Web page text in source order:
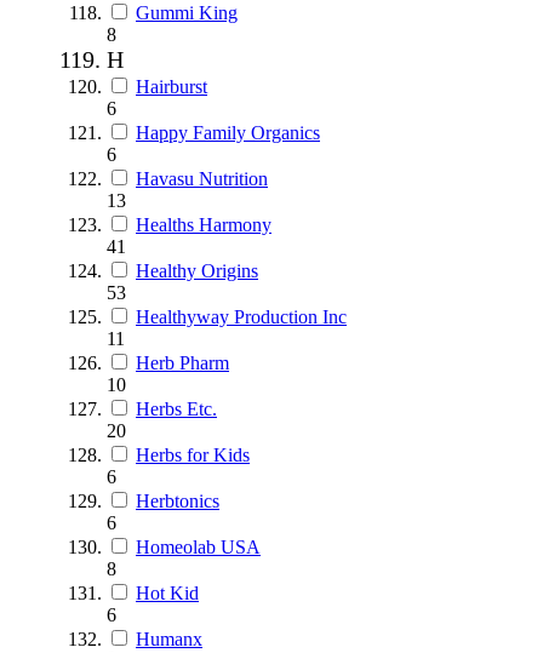
Gummi King
8
H
Hairburst
6
Happy Family Organics
6
Havasu Nutrition
13
Healths Harmony
41
Healthy Origins
53
Healthyway Production Inc
11
Herb Pharm
10
Herbs Etc.
20
Herbs for Kids
6
Herbtonics
6
Homeolab USA
8
Hot Kid
6
Humanx